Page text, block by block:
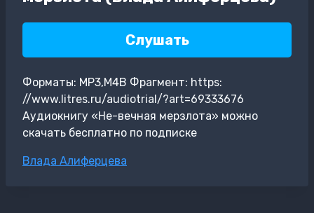
Слушать
Форматы: MP3,M4B Фрагмент: https:
//www.litres.ru/audiotrial/?art=69333676
Аудиокнигу «Не-вечная мерзлота» можно
скачать бесплатно по подписке
Метки
Влада Алиферцева